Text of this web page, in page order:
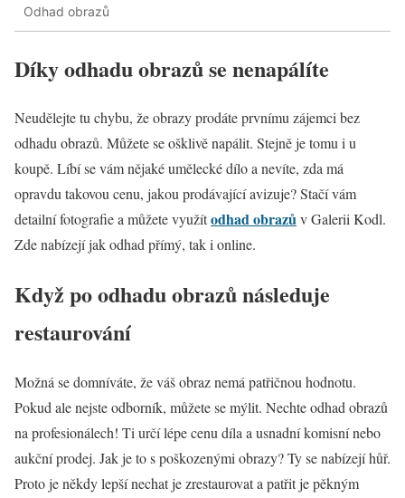
Odhad obrazů
Díky odhadu obrazů se nenapálíte
Neudělejte tu chybu, že obrazy prodáte prvnímu zájemci bez
odhadu obrazů. Můžete se ošklivě napálit. Stejně je tomu i u
koupě. Líbí se vám nějaké umělecké dílo a nevíte, zda má
opravdu takovou cenu, jakou prodávající avizuje? Stačí vám
detailní fotografie a můžete využítodhad obrazův Galerii Kodl.
Zde nabízejí jak odhad přímý, tak i online.
Když po odhadu obrazů následuje
restaurování
Možná se domníváte, že váš obraz nemá patřičnou hodnotu.
Pokud ale nejste odborník, můžete se mýlit. Nechte odhad obrazů
na profesionálech! Ti určí lépe cenu díla a usnadní komisní nebo
aukční prodej. Jak je to s poškozenými obrazy? Ty se nabízejí hůř.
Proto je někdy lepší nechat je zrestaurovat a patřit je pěkným